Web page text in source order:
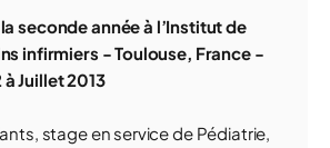
seconde année à l’Institut de
infirmiers - Toulouse, France -
Juillet 2013
stage en service de Pédiatrie,